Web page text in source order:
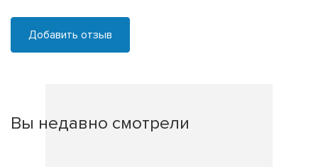
Добавить отзыв
Вы недавно смотрели